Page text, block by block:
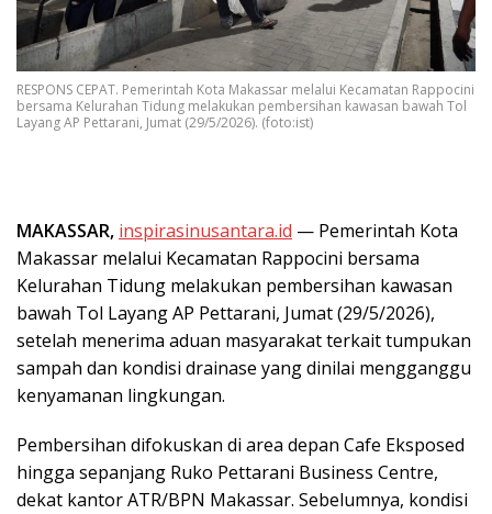
RESPONS CEPAT. Pemerintah Kota Makassar melalui Kecamatan Rappocini
bersama Kelurahan Tidung melakukan pembersihan kawasan bawah Tol
Layang AP Pettarani, Jumat (29/5/2026). (foto:ist)
MAKASSAR, inspirasinusantara.id — Pemerintah Kota
Makassar melalui Kecamatan Rappocini bersama
Kelurahan Tidung melakukan pembersihan kawasan
bawah Tol Layang AP Pettarani, Jumat (29/5/2026),
setelah menerima aduan masyarakat terkait tumpukan
sampah dan kondisi drainase yang dinilai mengganggu
kenyamanan lingkungan.
Pembersihan difokuskan di area depan Cafe Eksposed
hingga sepanjang Ruko Pettarani Business Centre,
dekat kantor ATR/BPN Makassar. Sebelumnya, kondisi